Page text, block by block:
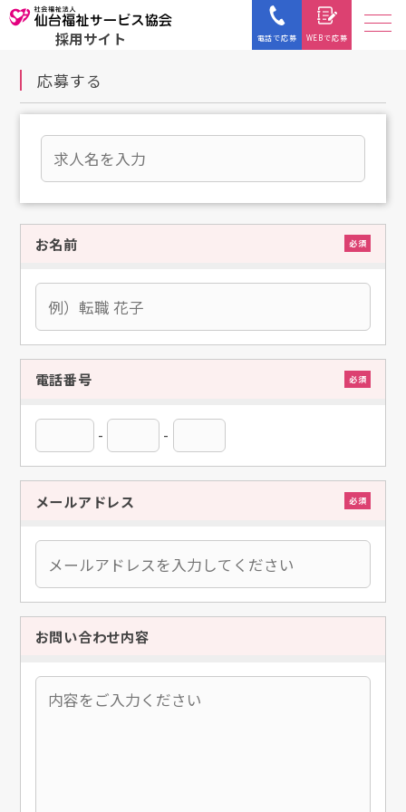
採用サイト 電話で応募 WEBで応募
応募する
お名前 必須
電話番号 必須
- -
メールアドレス 必須
お問い合わせ内容